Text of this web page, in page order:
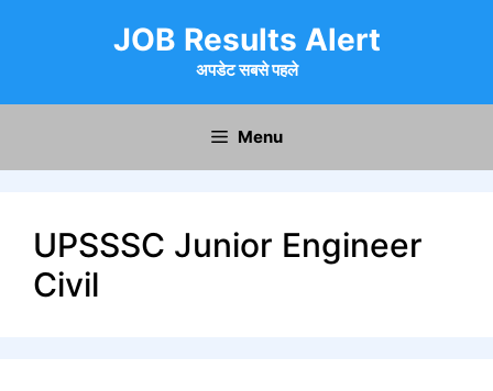
JOB Results Alert
अपडेट सबसे पहले
Menu
UPSSSC Junior Engineer
Civil